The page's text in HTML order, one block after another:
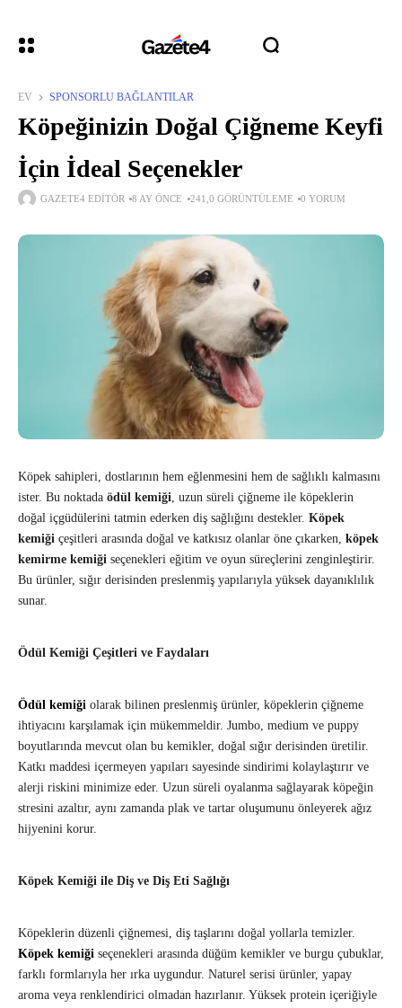
EV SPONSORLU BAĞLANTILAR
Köpeğinizin Doğal Çiğneme Keyfi
İçin İdeal Seçenekler
GAZETE4 EDITÖR 8 AY ÖNCE 241,0 GÖRÜNTÜLEME 0 YORUM
Köpek sahipleri, dostlarının hem eğlenmesini hem de sağlıklı kalmasını
ister. Bu noktada ödül kemiği, uzun süreli çiğneme ile köpeklerin
doğal içgüdülerini tatmin ederken diş sağlığını destekler. Köpek
kemiği çeşitleri arasında doğal ve katkısız olanlar öne çıkarken, köpek
kemirme kemiği seçenekleri eğitim ve oyun süreçlerini zenginleştirir.
Bu ürünler, sığır derisinden preslenmiş yapılarıyla yüksek dayanıklılık
sunar.
Ödül Kemiği Çeşitleri ve Faydaları
Ödül kemiği olarak bilinen preslenmiş ürünler, köpeklerin çiğneme
ihtiyacını karşılamak için mükemmeldir. Jumbo, medium ve puppy
boyutlarında mevcut olan bu kemikler, doğal sığır derisinden üretilir.
Katkı maddesi içermeyen yapıları sayesinde sindirimi kolaylaştırır ve
alerji riskini minimize eder. Uzun süreli oyalanma sağlayarak köpeğin
stresini azaltır, aynı zamanda plak ve tartar oluşumunu önleyerek ağız
hijyenini korur.
Köpek Kemiği ile Diş ve Diş Eti Sağlığı
Köpeklerin düzenli çiğnemesi, diş taşlarını doğal yollarla temizler.
Köpek kemiği seçenekleri arasında düğüm kemikler ve burgu çubuklar,
farklı formlarıyla her ırka uygundur. Naturel serisi ürünler, yapay
aroma veya renklendirici olmadan hazırlanır. Yüksek protein içeriğiyle